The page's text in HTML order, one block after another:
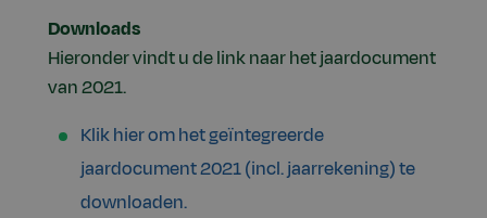
Downloads
Hieronder vindt u de link naar het jaardocument
van 2021.
Klik hier om het geïntegreerde
jaardocument 2021 (incl. jaarrekening) te
downloaden.